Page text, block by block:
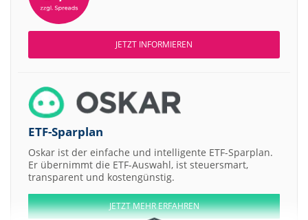
JETZT INFORMIEREN
ETF-Sparplan
Oskar ist der einfache und intelligente ETF-Sparplan.
Er übernimmt die ETF-Auswahl, ist steuersmart,
transparent und kostengünstig.
JETZT MEHR ERFAHREN